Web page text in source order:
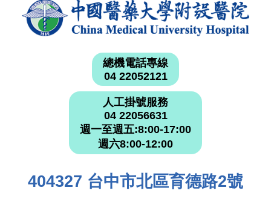
總機電話專線
04 22052121
人工掛號服務
04 22056631
週一至週五:8:00-17:00
週六8:00-12:00
404327 台中市北區育德路2號